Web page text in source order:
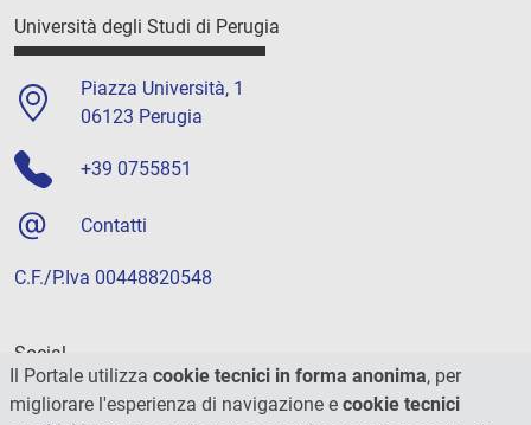
Università degli Studi di Perugia
Piazza Università, 1
06123 Perugia
+39 0755851
Contatti
C.F./P.Iva 00448820548
Social
Il Portale utilizza cookie tecnici in forma anonima, per
migliorare l'esperienza di navigazione e cookie tecnici